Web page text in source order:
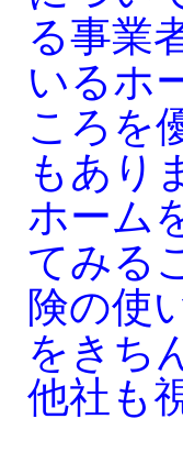
る事業
いるホ
ころを
もあり
ホーム
てみる
険の使
をきち
他社も